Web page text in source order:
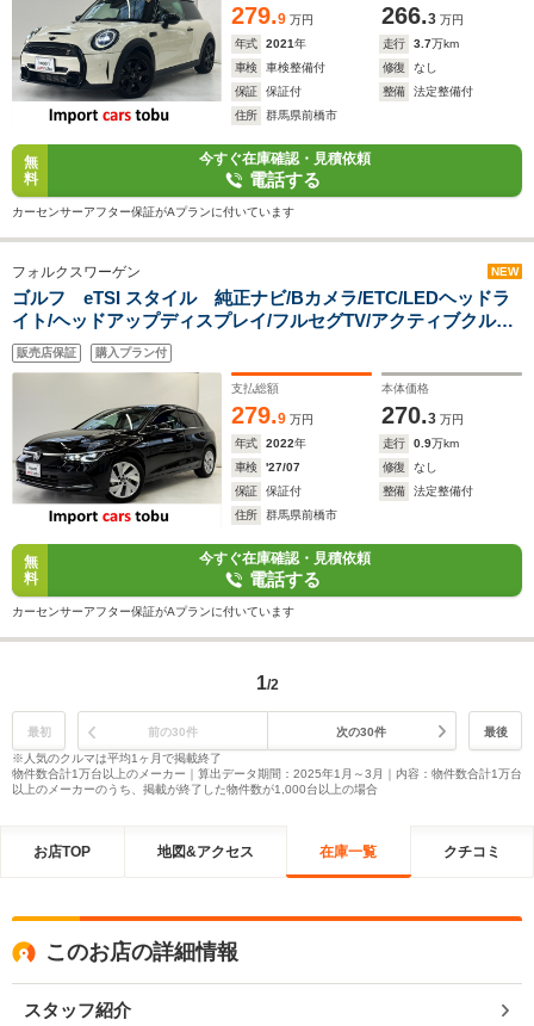
279.9 万円 266.3 万円
年式
2021年 走行 3.7万km
車検
車検整備付 修復
なし
保証
保証付 整備
法定整備付
住所
群馬県前橋市
無
料
今すぐ在庫確認・見積依頼
電話する
カーセンサーアフター保証がAプランに付いています
フォルクスワーゲン NEW
ゴルフ eTSI スタイル 純正ナビ/Bカメラ/ETC/LEDヘッドラ
イト/ヘッドアップディスプレイ/フルセグTV/アクティブクルー
ズコントロール/ブラインドスポットモニター/デジタルインナー
ミラー/ステアリングアシスト/シートヒーター/キーレス
販売店保証 購入プラン付
支払総額
279.9 万円
本体価格
270.3 万円
年式
2022年 走行 0.9万km
車検
'27/07 修復
なし
保証
保証付 整備
法定整備付
住所
群馬県前橋市
無
料
今すぐ在庫確認・見積依頼
電話する
カーセンサーアフター保証がAプランに付いています
1/2
最初 前の30件 次の30件
最後
※人気のクルマは平均1ヶ月で掲載終了
物件数合計1万台以上のメーカー｜算出データ期間：2025年1月～3月｜内容：物件数合計1万台
以上のメーカーのうち、掲載が終了した物件数が1,000台以上の場合
お店TOP 地図&アクセス 在庫一覧 クチコミ
このお店の詳細情報
スタッフ紹介